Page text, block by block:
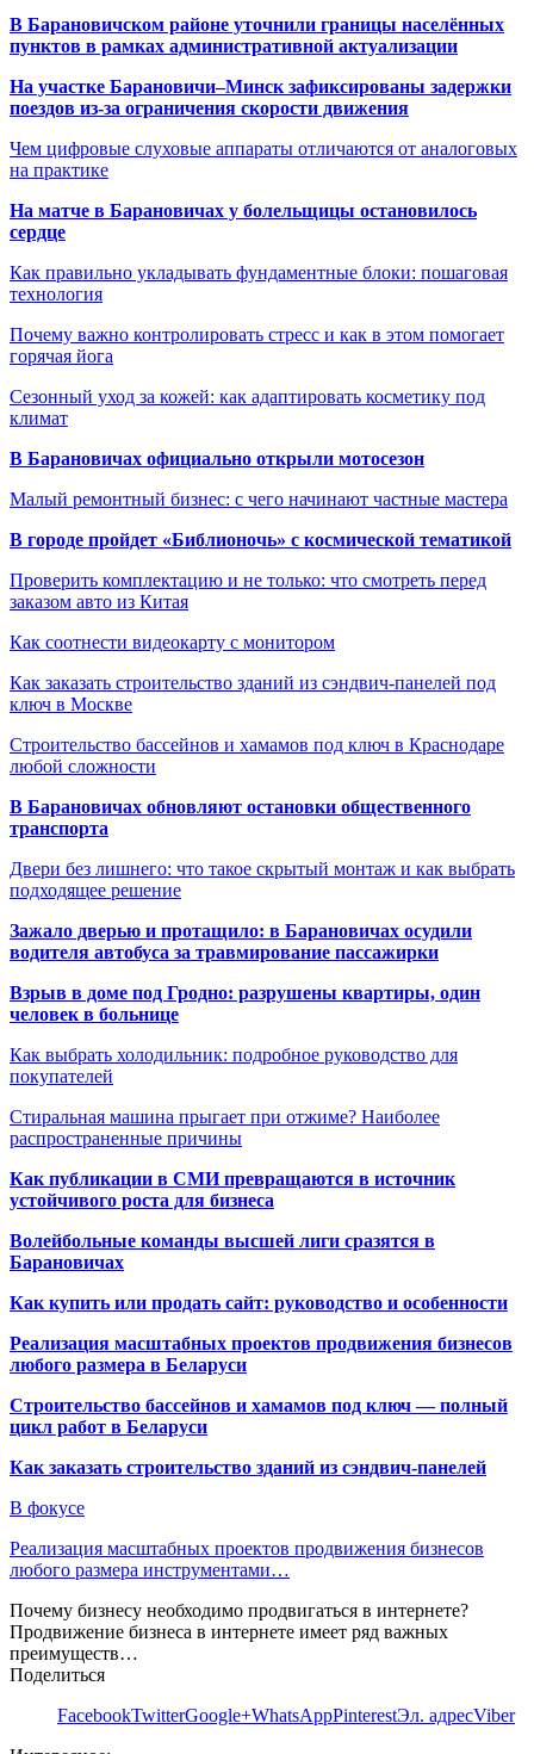
В Барановичском районе уточнили границы населённых
пунктов в рамках административной актуализации
На участке Барановичи–Минск зафиксированы задержки
поездов из-за ограничения скорости движения
Чем цифровые слуховые аппараты отличаются от аналоговых
на практике
На матче в Барановичах у болельщицы остановилось
сердце
Как правильно укладывать фундаментные блоки: пошаговая
технология
Почему важно контролировать стресс и как в этом помогает
горячая йога
Сезонный уход за кожей: как адаптировать косметику под
климат
В Барановичах официально открыли мотосезон
Малый ремонтный бизнес: с чего начинают частные мастера
В городе пройдет «Библионочь» с космической тематикой
Проверить комплектацию и не только: что смотреть перед
заказом авто из Китая
Как соотнести видеокарту с монитором
Как заказать строительство зданий из сэндвич-панелей под
ключ в Москве
Строительство бассейнов и хамамов под ключ в Краснодаре
любой сложности
В Барановичах обновляют остановки общественного
транспорта
Двери без лишнего: что такое скрытый монтаж и как выбрать
подходящее решение
Зажало дверью и протащило: в Барановичах осудили
водителя автобуса за травмирование пассажирки
Взрыв в доме под Гродно: разрушены квартиры, один
человек в больнице
Как выбрать холодильник: подробное руководство для
покупателей
Стиральная машина прыгает при отжиме? Наиболее
распространенные причины
Как публикации в СМИ превращаются в источник
устойчивого роста для бизнеса
Волейбольные команды высшей лиги сразятся в
Барановичах
Как купить или продать сайт: руководство и особенности
Реализация масштабных проектов продвижения бизнесов
любого размера в Беларуси
Строительство бассейнов и хамамов под ключ — полный
цикл работ в Беларуси
Как заказать строительство зданий из сэндвич-панелей
В фокусе
Реализация масштабных проектов продвижения бизнесов
любого размера инструментами…
Почему бизнесу необходимо продвигаться в интернете?
Продвижение бизнеса в интернете имеет ряд важных
преимуществ…
Поделиться
FacebookTwitterGoogle+WhatsAppPinterestЭл. адресViber